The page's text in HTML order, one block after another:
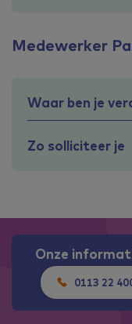
Medewerker
Waar ben je
Zo solliciteer je
Onze
0113 22